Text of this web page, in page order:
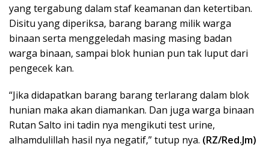
yang tergabung dalam staf keamanan dan ketertiban.
Disitu yang diperiksa, barang barang milik warga
binaan serta menggeledah masing masing badan
warga binaan, sampai blok hunian pun tak luput dari
pengecek kan.
“Jika didapatkan barang barang terlarang dalam blok
hunian maka akan diamankan. Dan juga warga binaan
Rutan Salto ini tadin nya mengikuti test urine,
alhamdulillah hasil nya negatif,” tutup nya. (RZ/Red.Jm)